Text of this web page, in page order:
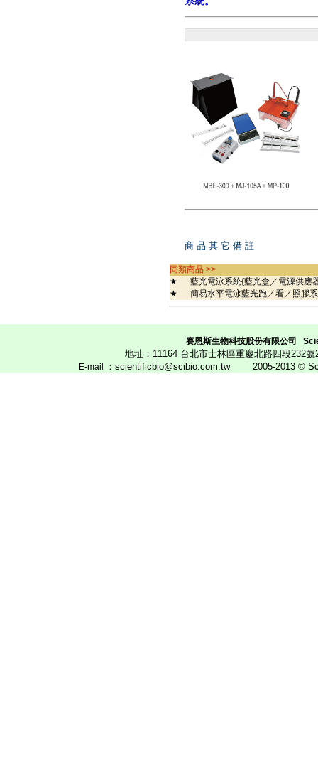
商 品 其 它 備 註
同類商品 >>
★
藍光電泳系統{藍光盒／電源供應
★
簡易水平電泳藍光跑／看／照膠
賽恩斯生物科技股份有限公司
地址：11164 台北市士林區重慶北路四段
E-mail ：scientificbio@scibio.com.tw 2005-2013 ©